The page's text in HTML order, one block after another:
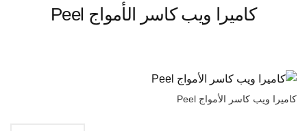
كاميرا ويب كاسر الأمواج Peel
كاميرا ويب كاسر الأمواج Peel